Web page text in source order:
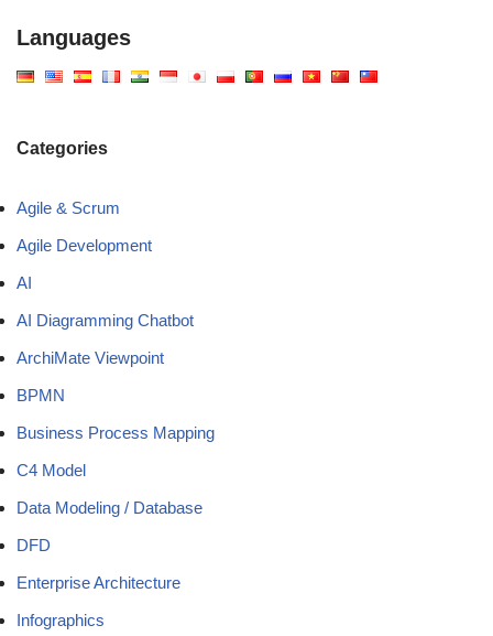
Languages
Categories
Agile & Scrum
Agile Development
AI
AI Diagramming Chatbot
ArchiMate Viewpoint
BPMN
Business Process Mapping
C4 Model
Data Modeling / Database
DFD
Enterprise Architecture
Infographics